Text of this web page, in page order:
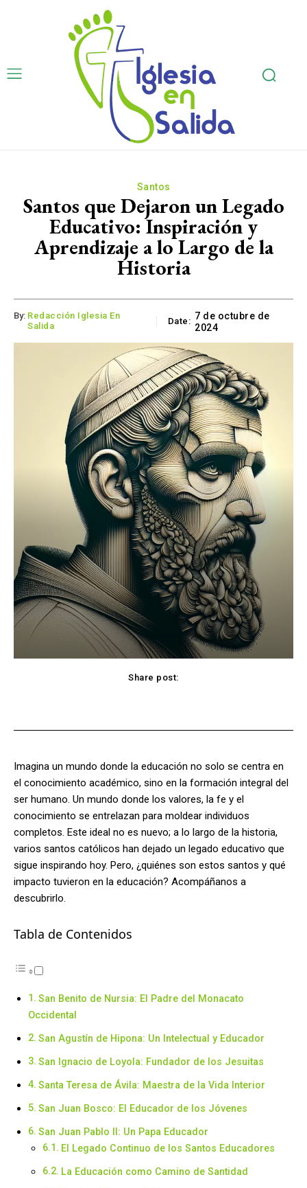
Santos
Santos que Dejaron un Legado
Educativo: Inspiración y
Aprendizaje a lo Largo de la
Historia
By: Redacción Iglesia En
Salida
Date: 7 de octubre de
2024
Share post:
Imagina un mundo donde la educación no solo se centra en
el conocimiento académico, sino en la formación integral del
ser humano. Un mundo donde los valores, la fe y el
conocimiento se entrelazan para moldear individuos
completos. Este ideal no es nuevo; a lo largo de la historia,
varios santos católicos han dejado un legado educativo que
sigue inspirando hoy. Pero, ¿quiénes son estos santos y qué
impacto tuvieron en la educación? Acompáñanos a
descubrirlo.
Tabla de Contenidos
San Benito de Nursia: El Padre del Monacato
Occidental
San Agustín de Hipona: Un Intelectual y Educador
San Ignacio de Loyola: Fundador de los Jesuitas
Santa Teresa de Ávila: Maestra de la Vida Interior
San Juan Bosco: El Educador de los Jóvenes
San Juan Pablo II: Un Papa Educador
El Legado Continuo de los Santos Educadores
La Educación como Camino de Santidad